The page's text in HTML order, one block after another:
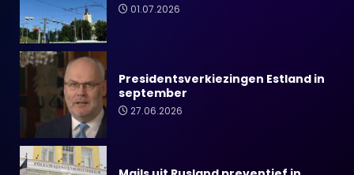
01.07.2026
Presidentsverkiezingen Estland in
september
27.06.2026